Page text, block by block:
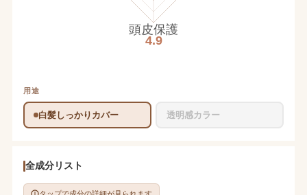
頭皮保護
4.9
用途
白髪しっかりカバー 透明感カラー
全成分リスト
タップで成分の詳細が見られます